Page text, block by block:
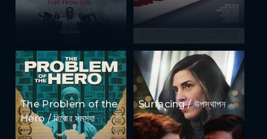
The Problem of the
Hero / হিরোর সমস্যা
Surfacing / উপস্থাপন